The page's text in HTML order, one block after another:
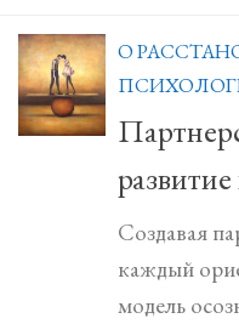
О
Создавая
каждый
модель